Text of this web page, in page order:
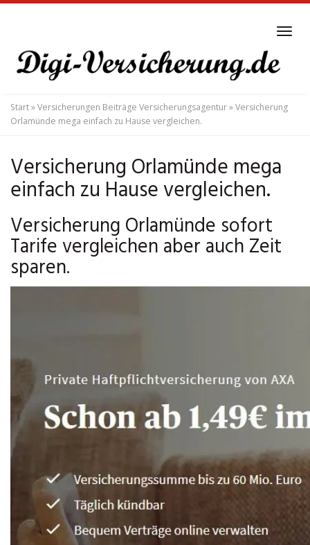
main
content
Start»Versicherungen Beiträge Versicherungsagentur»Versicherung
Orlamünde mega einfach zu Hause vergleichen.
Versicherung Orlamünde mega
einfach zu Hause vergleichen.
Versicherung Orlamünde sofort
Tarife vergleichen aber auch Zeit
sparen.